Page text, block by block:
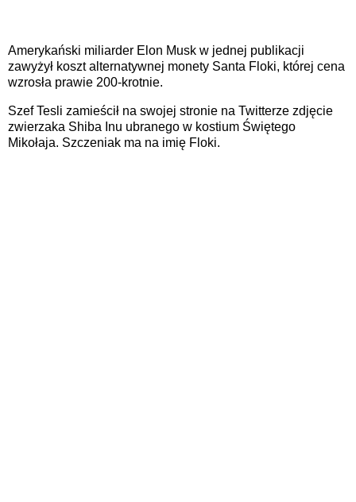
Amerykański miliarder Elon Musk w jednej publikacji
zawyżył koszt alternatywnej monety Santa Floki, której cena
wzrosła prawie 200-krotnie.
Szef Tesli zamieścił na swojej stronie na Twitterze zdjęcie
zwierzaka Shiba Inu ubranego w kostium Świętego
Mikołaja. Szczeniak ma na imię Floki.